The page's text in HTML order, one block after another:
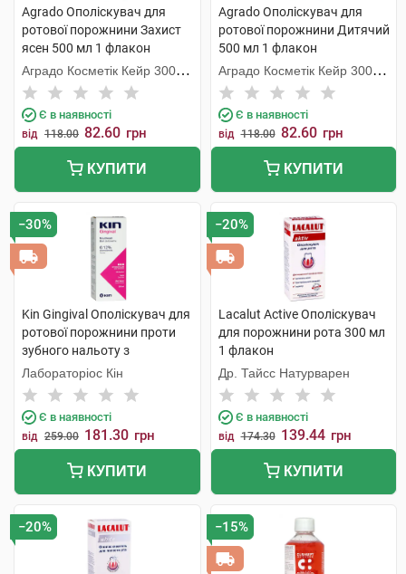
Agrado Ополіскувач для
ротової порожнини Захист
ясен 500 мл 1 флакон
Аградо Косметік Кейр 3000
С.Л.У.
Є в наявності
від 118.00 82.60 грн
КУПИТИ
Agrado Ополіскувач для
ротової порожнини Дитячий
500 мл 1 флакон
Аградо Косметік Кейр 3000
С.Л.У.
Є в наявності
від 118.00 82.60 грн
КУПИТИ
−30%
Kin Gingival Ополіскувач для
ротової порожнини проти
зубного нальоту з
хлоргексидином 0,12% 250
мл 1 флакон
Лабораторіос Кін
Є в наявності
від 259.00 181.30 грн
КУПИТИ
−20%
Lacalut Active Ополіскувач
для порожнини рота 300 мл
1 флакон
Др. Тайсс Натурварен
Є в наявності
від 174.30 139.44 грн
КУПИТИ
−20% −15%